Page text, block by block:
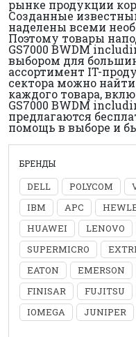
рынке продукции
Созданные
наделены всеми
Поэтому товары
GS7000 BWDM
выбором для
ассортимент IT-
сектора можно
каждого товара,
GS7000 BWDM
предлагаются
помощь в выборе и
БРЕНДЫ
DELL POLYCOM
IBM
APC
HUAWEI
LENOVO
SUPERMICRO
EATON
EMERSON
FINISAR
FUJITSU
IOMEGA
JUNIPER